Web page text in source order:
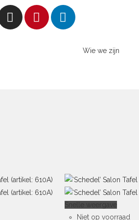
Wie we zijn
Snelle weergave
Niet op voorraad